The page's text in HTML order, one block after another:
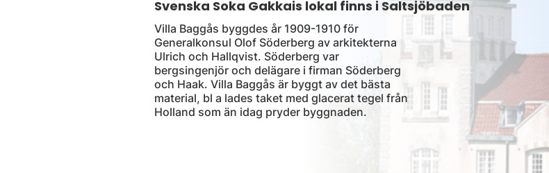
Svenska Soka Gakkais lokal finns i Saltsjöbaden
Villa Baggås byggdes år 1909-1910 för
Generalkonsul Olof Söderberg av arkitekterna
Ulrich och Hallqvist. Söderberg var
bergsingenjör och delägare i firman Söderberg
och Haak. Villa Baggås är byggt av det bästa
material, bl a lades taket med glacerat tegel från
Holland som än idag pryder byggnaden.